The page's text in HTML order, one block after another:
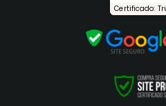
Certificado: